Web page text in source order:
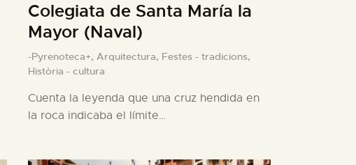
Colegiata de Santa María la
Mayor (Naval)
-Pyrenoteca+,Arquitectura, Festes - tradicions,
Història - cultura
Cuenta la leyenda que una cruz hendida en
la roca indicaba el límite…